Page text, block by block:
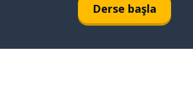
Derse başla